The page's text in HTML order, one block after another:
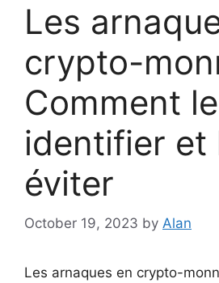
Les
crypto-
Comment
identifier et
éviter
October 19, 2023 by Alan
Les arnaques en crypto-